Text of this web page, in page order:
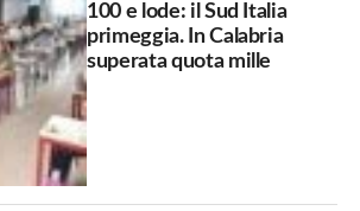
100 e lode: il Sud Italia
primeggia. In Calabria
superata quota mille